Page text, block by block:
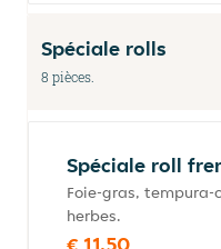
Spéciale rolls
8 pièces.
Spéciale roll
Foie-gras,
herbes.